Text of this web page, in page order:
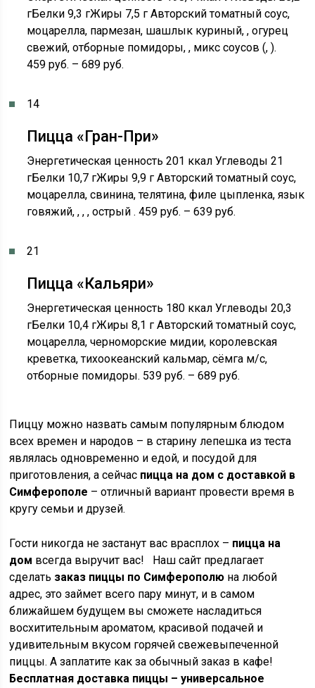
гБелки 9,3 гЖиры 7,5 г Авторский томатный соус,
моцарелла, пармезан, шашлык куриный, , огурец
свежий, отборные помидоры, , микс соусов (, ).
459 руб. – 689 руб.
14
Пицца «Гран-При»
Энергетическая ценность 201 ккал Углеводы 21
гБелки 10,7 гЖиры 9,9 г Авторский томатный соус,
моцарелла, свинина, телятина, филе цыпленка, язык
говяжий, , , , острый . 459 руб. – 639 руб.
21
Пицца «Кальяри»
Энергетическая ценность 180 ккал Углеводы 20,3
гБелки 10,4 гЖиры 8,1 г Авторский томатный соус,
моцарелла, черноморские мидии, королевская
креветка, тихоокеанский кальмар, сёмга м/с,
отборные помидоры. 539 руб. – 689 руб.
Пиццу можно назвать самым популярным блюдом
всех времен и народов – в старину лепешка из теста
являлась одновременно и едой, и посудой для
приготовления, а сейчас пицца на дом с доставкой в
Симферополе – отличный вариант провести время в
кругу семьи и друзей.
Гости никогда не застанут вас врасплох – пицца на
дом всегда выручит вас! Наш сайт предлагает
сделать заказ пиццы по Симферополю на любой
адрес, это займет всего пару минут, и в самом
ближайшем будущем вы сможете насладиться
восхитительным ароматом, красивой подачей и
удивительным вкусом горячей свежевыпеченной
пиццы. А заплатите как за обычный заказ в кафе!
Бесплатная доставка пиццы – универсальное